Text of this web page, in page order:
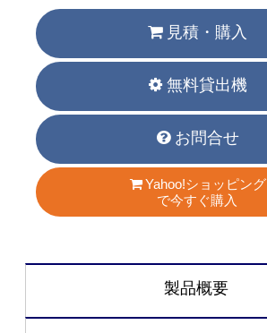
見積・購入
無料貸出機
お問合せ
Yahoo!ショッピング
で今すぐ購入
製品概要